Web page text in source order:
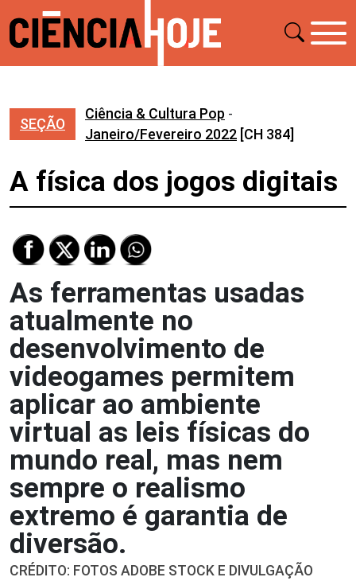
SEÇÃO
Ciência & Cultura Pop -
Janeiro/Fevereiro 2022 [CH 384]
A física dos jogos digitais
As ferramentas usadas
atualmente no
desenvolvimento de
videogames permitem
aplicar ao ambiente
virtual as leis físicas do
mundo real, mas nem
sempre o realismo
extremo é garantia de
diversão.
CRÉDITO: FOTOS ADOBE STOCK E DIVULGAÇÃO